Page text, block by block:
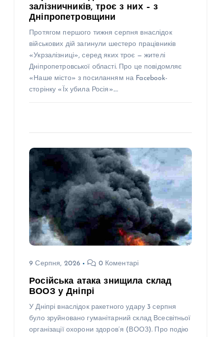
залізничників, троє з них – з
Дніпропетровщини
Протягом першого тижня серпня внаслідок
військових дій загинули шестеро працівників
«Укрзалізниці», серед яких троє — жителі
Дніпропетровської області. Про це повідомляє
«Наше місто» з посиланням на Facebook-
сторінку «Їх убила Росія».…
9 Серпня, 2026 0 Коментарі
Російська атака знищила склад
ВООЗ у Дніпрі
У Дніпрі внаслідок ракетного удару 3 серпня
було зруйновано гуманітарний склад Всесвітньої
організації охорони здоров’я (ВООЗ). Про подію